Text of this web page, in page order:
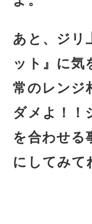
あと、ジリ
ット』に気
常のレンジ
ダメよ！！
を合わせる
にしてみて